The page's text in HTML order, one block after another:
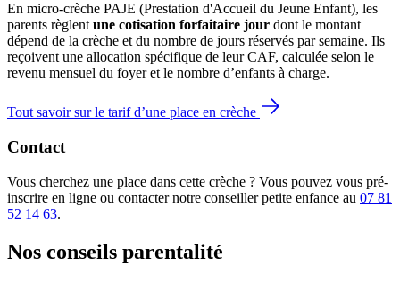
En micro-crèche PAJE (Prestation d'Accueil du Jeune Enfant), les
parents règlent une cotisation forfaitaire jour dont le montant
dépend de la crèche et du nombre de jours réservés par semaine. Ils
reçoivent une allocation spécifique de leur CAF, calculée selon le
revenu mensuel du foyer et le nombre d’enfants à charge.
Tout savoir sur le tarif d’une place en crèche
Contact
Vous cherchez une place dans cette crèche ? Vous pouvez vous pré-
inscrire en ligne ou contacter notre conseiller petite enfance au 07 81
52 14 63.
Nos conseils parentalité